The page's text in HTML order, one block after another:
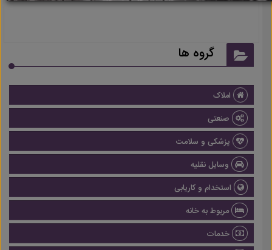
گروه ها
املاک
صنعتی
پزشکی و سلامت
وسایل نقلیه
استخدام و کاریابی
مربوط به خانه
خدمات